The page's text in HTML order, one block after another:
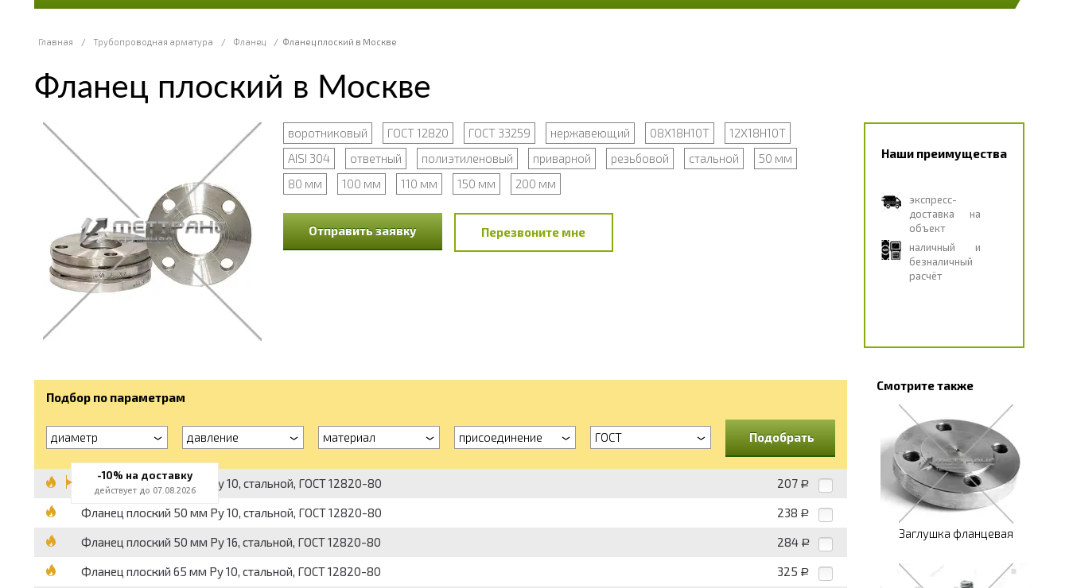
Главная / Трубопроводная арматура / Фланец / Фланец плоский в Москве
Фланец плоский в Москве
воротниковый ГОСТ 12820 ГОСТ 33259 нержавеющий 08Х18Н10Т
12Х18Н10Т
AISI 304
ответный полиэтиленовый приварной резьбовой стальной
50 мм
80 мм
100 мм 110 мм 150 мм 200 мм
Отправить заявку Перезвоните мне
Наши преимущества
экспресс-
доставка на
объект
наличный и
безналичный
расчёт
Подбор по параметрам
диаметр давление материал присоединение ГОСТ Подобрать
Фланец плоский 40 мм Pу 10, стальной, ГОСТ 12820-80 207 Р
Фланец плоский 50 мм Pу 10, стальной, ГОСТ 12820-80 238 Р
Фланец плоский 50 мм Pу 16, стальной, ГОСТ 12820-80 284 Р
Фланец плоский 65 мм Pу 10, стальной, ГОСТ 12820-80 325 Р
Смотрите также
Заглушка фланцевая
-10% на доставку
действует до 07.08.2026